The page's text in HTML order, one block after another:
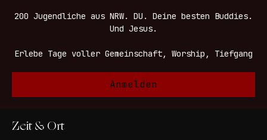
200 Jugendliche aus NRW. DU. Deine besten Buddies.
Anmelden